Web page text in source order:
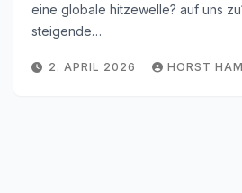
eine globale hitzewelle? auf uns
steigende…
2. APRIL 2026 HORST